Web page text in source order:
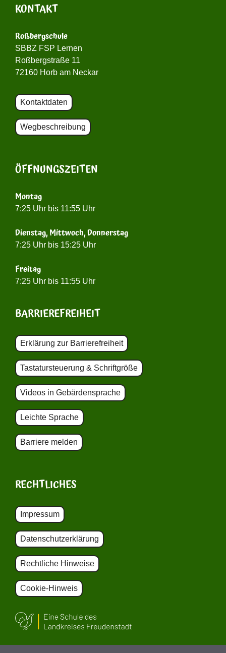
KONTAKT
Roßbergschule
SBBZ FSP Lernen
Roßbergstraße 11
72160 Horb am Neckar
Kontaktdaten
Wegbeschreibung
ÖFFNUNGSZEITEN
Montag
7:25 Uhr bis 11:55 Uhr
Dienstag, Mittwoch, Donnerstag
7:25 Uhr bis 15:25 Uhr
Freitag
7:25 Uhr bis 11:55 Uhr
BARRIEREFREIHEIT
Erklärung zur Barrierefreiheit
Tastatursteuerung & Schriftgröße
Videos in Gebärdensprache
Leichte Sprache
Barriere melden
RECHTLICHES
Impressum
Datenschutzerklärung
Rechtliche Hinweise
Cookie-Hinweis